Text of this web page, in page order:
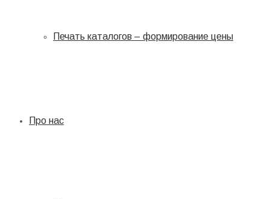
Печать каталогов – формирование цены
Про нас